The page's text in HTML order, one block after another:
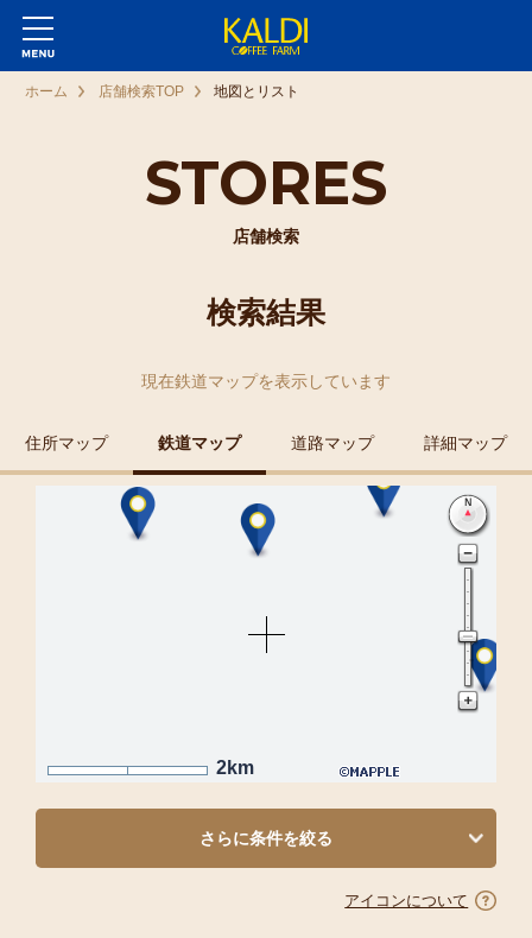
STORES
店舗検索
ホーム 店舗検索TOP 地図とリスト
検索結果
現在鉄道マップを表示しています
住所マップ 鉄道マップ 道路マップ 詳細マップ
2km
さらに条件を絞る
アイコンについて